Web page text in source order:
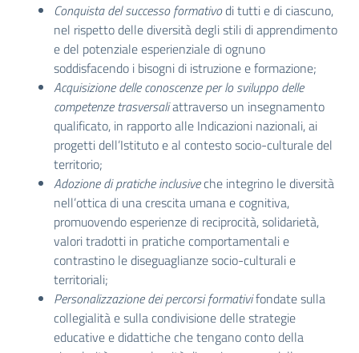
Conquista del successo formativodi tutti e di ciascuno,
nel rispetto delle diversità degli stili di apprendimento
e del potenziale esperienziale di ognuno
soddisfacendo i bisogni di istruzione e formazione;
Acquisizione delle conoscenze per lo sviluppo delle
competenze trasversaliattraverso un insegnamento
qualificato, in rapporto alle Indicazioni nazionali, ai
progetti dell’Istituto e al contesto socio-culturale del
territorio;
Adozione di pratiche inclusiveche integrino le diversità
nell’ottica di una crescita umana e cognitiva,
promuovendo esperienze di reciprocità, solidarietà,
valori tradotti in pratiche comportamentali e
contrastino le diseguaglianze socio-culturali e
territoriali;
Personalizzazione dei percorsi formativifondate sulla
collegialità e sulla condivisione delle strategie
educative e didattiche che tengano conto della